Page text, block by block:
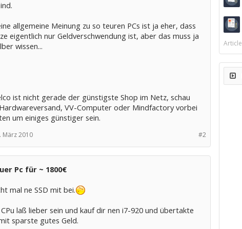
- ATXFormfaktor: Midi
(Breite x Tiefe x Höhe): 21.3
cm x 48.2 cm
Corsair HX750W -
- 750 WattGerätetyp:
- aktive Power Factor Correction
ATX12V 2.3/ EPS12V
Sparkle GTX285 1024MB, PCI-Express
SPARKLE SXX2851024D3-HP
- GF GTX 285 - 1
allgemeine Meinung zu so teuren PCs ist ja eher, dass
eigentlich nur Geldverschwendung ist, aber das muss ja
wissen...
ist nicht gerade der günstigste Shop im Netz, schau
VV-Computer oder Mindfactory vorbei
um einiges günstiger sein.
#2
März 2010
Pc für ~ 1800€
mal ne SSD mit bei.
laß lieber sein und kauf dir nen i7-920 und übertakte
sparste gutes Geld.
Article